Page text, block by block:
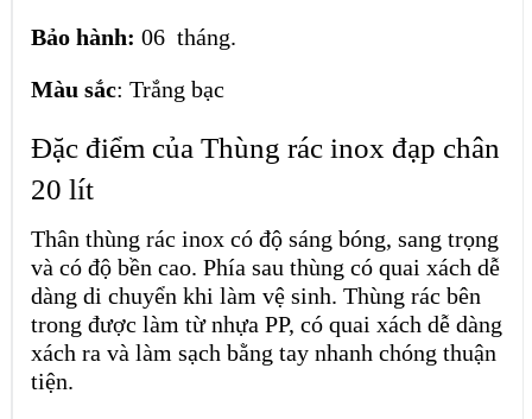
Bảo hành: 06 tháng.
Màu sắc: Trắng bạc
Đặc điểm của Thùng rác inox đạp chân
20 lít
Thân thùng rác inox có độ sáng bóng, sang trọng
và có độ bền cao. Phía sau thùng có quai xách dễ
dàng di chuyển khi làm vệ sinh. Thùng rác bên
trong được làm từ nhựa PP, có quai xách dễ dàng
xách ra và làm sạch bằng tay nhanh chóng thuận
tiện.